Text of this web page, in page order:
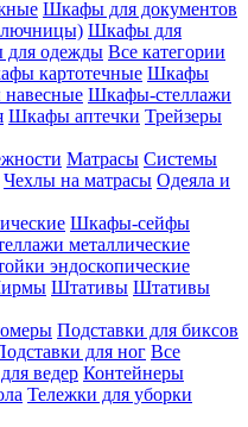
Шкафы для документов
Шкафы для
одежды Все категории
картотечные Шкафы
Шкафы-стеллажи
Шкафы аптечки Трейзеры
Матрасы Системы
Чехлы на матрасы Одеяла и
Шкафы-сейфы
металлические
эндоскопические
Штативы Штативы
Подставки для биксов
для ног Все
ведер Контейнеры
Тележки для уборки